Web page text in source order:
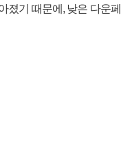
기 때문에, 낮은 다운